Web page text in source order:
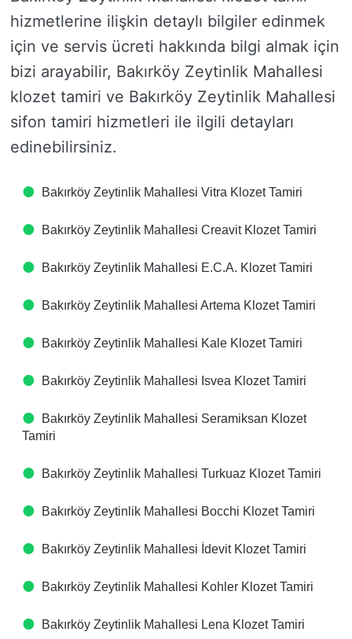
hizmetlerine ilişkin detaylı bilgiler edinmek
için ve servis ücreti hakkında bilgi almak için
bizi arayabilir, Bakırköy Zeytinlik Mahallesi
klozet tamiri ve Bakırköy Zeytinlik Mahallesi
sifon tamiri hizmetleri ile ilgili detayları
edinebilirsiniz.
Bakırköy Zeytinlik Mahallesi Vitra Klozet Tamiri
Bakırköy Zeytinlik Mahallesi Creavit Klozet Tamiri
Bakırköy Zeytinlik Mahallesi E.C.A. Klozet Tamiri
Bakırköy Zeytinlik Mahallesi Artema Klozet Tamiri
Bakırköy Zeytinlik Mahallesi Kale Klozet Tamiri
Bakırköy Zeytinlik Mahallesi Isvea Klozet Tamiri
Bakırköy Zeytinlik Mahallesi Seramiksan Klozet
Tamiri
Bakırköy Zeytinlik Mahallesi Turkuaz Klozet Tamiri
Bakırköy Zeytinlik Mahallesi Bocchi Klozet Tamiri
Bakırköy Zeytinlik Mahallesi İdevit Klozet Tamiri
Bakırköy Zeytinlik Mahallesi Kohler Klozet Tamiri
Bakırköy Zeytinlik Mahallesi Lena Klozet Tamiri